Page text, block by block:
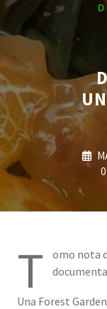
T
omo nota
Una Forest